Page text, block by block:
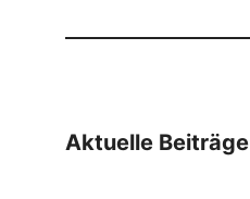
Aktuelle Beiträge